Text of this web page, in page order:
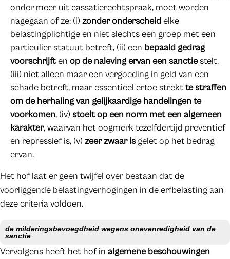
onder meer uit cassatierechtspraak, moet worden
nagegaan of ze: (i) zonder onderscheid elke
belastingplichtige en niet slechts een groep met een
particulier statuut betreft, (ii) een bepaald gedrag
voorschrijften op de naleving ervan een sanctiestelt,
(iii) niet alleen maar een vergoeding in geld van een
schade betreft, maar essentieel ertoe strektte straffen
om de herhaling van gelijkaardige handelingen te
voorkomen, (iv) stoelt op een norm met een algemeen
karakter, waarvan het oogmerk tezelfdertijd preventief
en repressief is, (v) zeer zwaar isgelet op het bedrag
ervan.
Het hof laat er geen twijfel over bestaan dat de
voorliggende belastingverhogingen in de erfbelasting aan
deze criteria voldoen.
de milderingsbevoegdheid wegens onevenredigheid van de
sanctie
Vervolgens heeft het hof in algemene beschouwingen